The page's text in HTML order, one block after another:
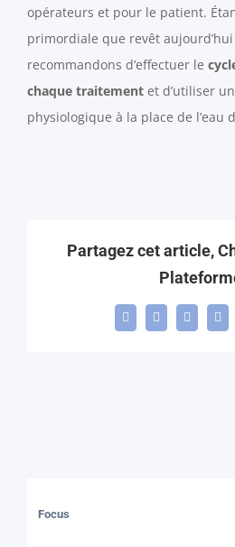
opérateurs et pour le patient.
primordiale que revêt
recommandons d’effectuer le
chaque traitement et d’utiliser
physiologique à la place de l’eau
Partagez cet article,
Facebook
X LinkedIn
Focus